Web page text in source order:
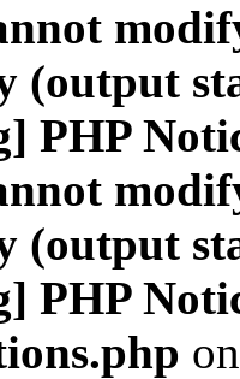
(output
PHP
(output
PHP